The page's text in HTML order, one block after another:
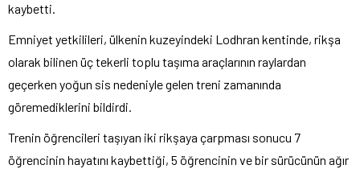
kaybetti.
Emniyet yetkilileri, ülkenin kuzeyindeki Lodhran kentinde, rikşa
olarak bilinen üç tekerli toplu taşıma araçlarının raylardan
geçerken yoğun sis nedeniyle gelen treni zamanında
göremediklerini bildirdi.
Trenin öğrencileri taşıyan iki rikşaya çarpması sonucu 7
öğrencinin hayatını kaybettiği, 5 öğrencinin ve bir sürücünün ağır